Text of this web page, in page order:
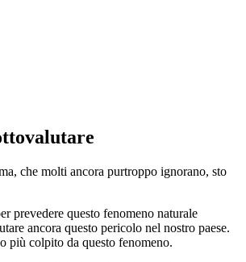
che molti ancora purtroppo ignorano, sto
prevedere questo fenomeno naturale
ancora questo pericolo nel nostro paese.
più colpito da questo fenomeno.